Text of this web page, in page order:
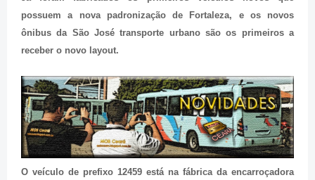
possuem a nova padronização de Fortaleza, e os novos
ônibus da São José transporte urbano são os primeiros a
receber o novo layout.
O veículo de prefixo 12459 está na fábrica da encarroçadora